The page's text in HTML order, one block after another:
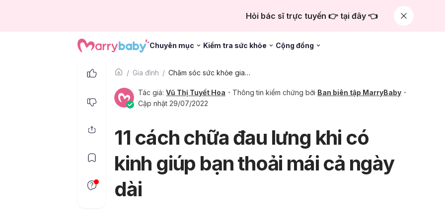
Hỏi bác sĩ trực tuyến 👉 tại đây 👈
Chuyên mục Kiểm tra sức khỏe Cộng đồng
Gia đình Chăm sóc sức khỏe gia đình
Tác giả: Vũ Thị Tuyết Hoa Thông tin kiểm chứng bởi Ban biên tập MarryBaby
Cập nhật 29/07/2022
11 cách chữa đau lưng khi có
kinh giúp bạn thoải mái cả ngày
dài